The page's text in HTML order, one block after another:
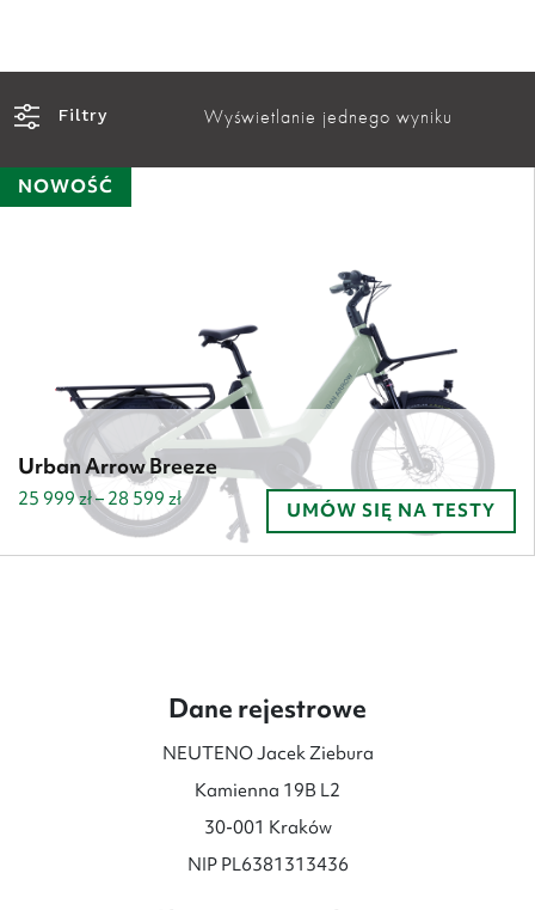
Filtry Wyświetlanie jednego wyniku
NOWOŚĆ
Urban Arrow Breeze
25 999zł– 28 599 złZakres
cen:
UMÓW SIĘ NA TESTY
Dane rejestrowe
NEUTENO Jacek Ziebura
Kamienna 19B L2
30-001 Kraków
NIP PL6381313436